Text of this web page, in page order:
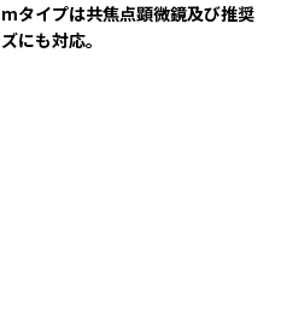
タイプは共焦点顕微鏡及び推奨
にも対応。